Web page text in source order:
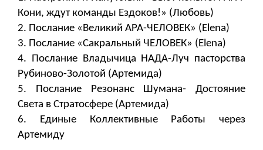
Кони, ждут команды Ездоков!» (Любовь)
2. Послание «Великий АРА-ЧЕЛОВЕК» (Elena)
3. Послание «Сакральный ЧЕЛОВЕК» (Elena)
4. Послание Владычица НАДА-Луч пасторства
Рубиново-Золотой (Артемида)
5. Послание Резонанс Шумана- Достояние
Света в Стратосфере (Артемида)
6. Единые Коллективные Работы через
Артемиду